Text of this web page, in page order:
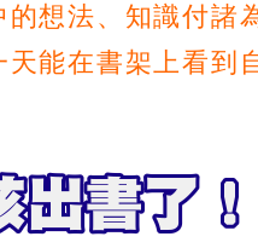
想法、知識付諸
能在書架上看到